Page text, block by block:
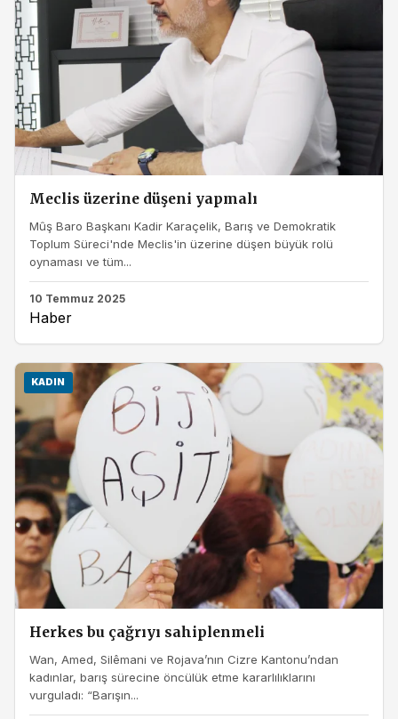
Meclis üzerine düşeni yapmalı
Mûş Baro Başkanı Kadir Karaçelik, Barış ve Demokratik
Toplum Süreci'nde Meclis'in üzerine düşen büyük rolü
oynaması ve tüm...
10 Temmuz 2025
Haber
KADIN
Herkes bu çağrıyı sahiplenmeli
Wan, Amed, Silêmani ve Rojava’nın Cizre Kantonu’ndan
kadınlar, barış sürecine öncülük etme kararlılıklarını
vurguladı: “Barışın...